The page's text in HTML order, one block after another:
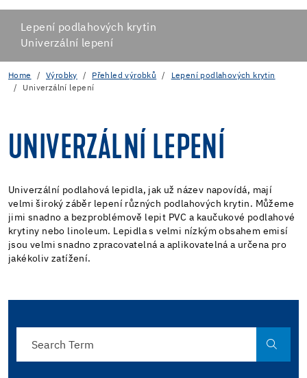
Lepení podlahových krytin
Univerzální lepení
Home Výrobky Přehled výrobků
Lepení podlahových krytin
Univerzální lepení
UNIVERZÁLNÍ LEPENÍ
Univerzální podlahová lepidla, jak už název napovídá, mají
velmi široký záběr lepení různých podlahových krytin. Můžeme
jimi snadno a bezproblémově lepit PVC a kaučukové podlahové
krytiny nebo linoleum. Lepidla s velmi nízkým obsahem emisí
jsou velmi snadno zpracovatelná a aplikovatelná a určena pro
jakékoliv zatížení.